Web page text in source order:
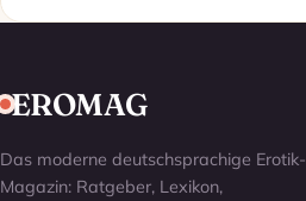
EROMAG
Das moderne deutschsprachige Erotik-
Magazin: Ratgeber, Lexikon,